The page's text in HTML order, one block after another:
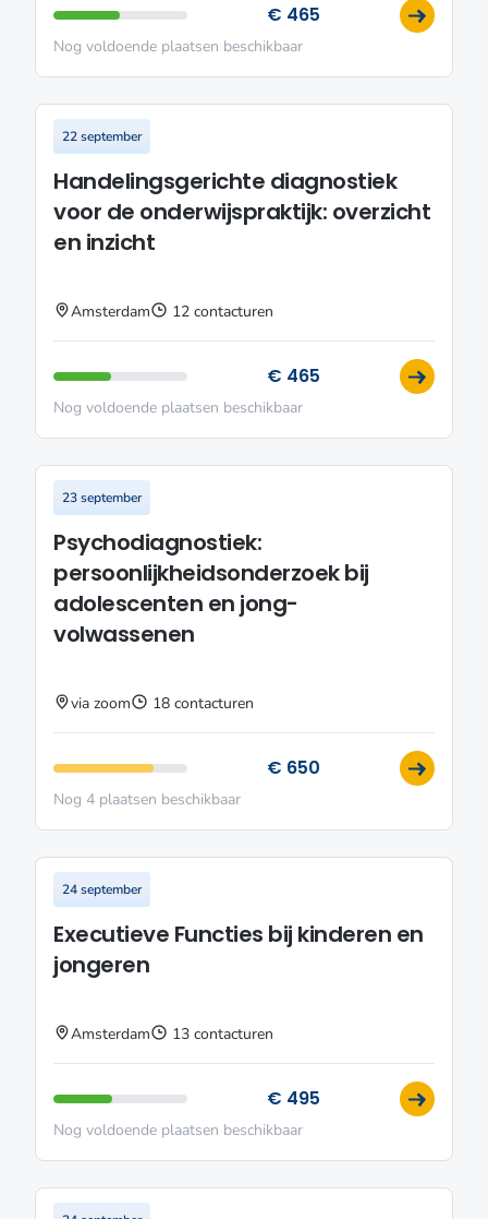
€ 465
Nog voldoende plaatsen beschikbaar
22 september
Handelingsgerichte diagnostiek
voor de onderwijspraktijk: overzicht
en inzicht
Amsterdam 12 contacturen
€ 465
Nog voldoende plaatsen beschikbaar
23 september
Psychodiagnostiek:
persoonlijkheidsonderzoek bij
adolescenten en jong-
volwassenen
via zoom 18 contacturen
€ 650
Nog 4 plaatsen beschikbaar
24 september
Executieve Functies bij kinderen en
jongeren
Amsterdam 13 contacturen
€ 495
Nog voldoende plaatsen beschikbaar